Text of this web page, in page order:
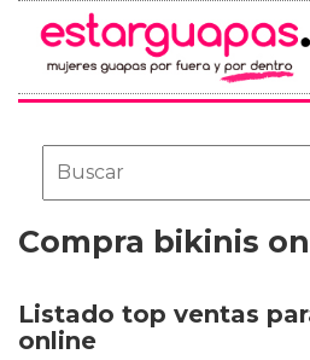
Compra bikinis
Listado top ventas
online